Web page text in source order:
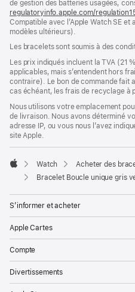
nouvelle
fenêtre)
de gestion des batteries usagées,
regulatoryinfo.apple.com/
Compatible avec l’Apple Watch SE et
modèles ultérieurs).
Les bracelets sont soumis à des
Les prix indiqués incluent la TVA (21
applicables, mais s’entendent hors
contraire). Le bon de commande fait
cas échéant, les frais de recyclage à
Nous utilisons votre emplacement
de livraison. Nous avons déterminé
adresse IP, ou vous nous l’avez
site Apple.
Apple
Watch
Acheter des
Bracelet Boucle unique gris
S’informer et acheter
Apple Cartes
Compte
Divertissements